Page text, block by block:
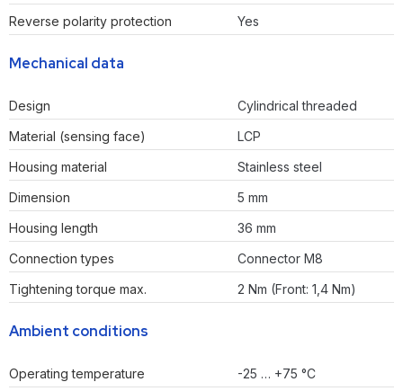
Reverse polarity protection
Yes
Mechanical data
Design
Cylindrical threaded
Material (sensing face)
LCP
Housing material
Stainless steel
Dimension
5 mm
Housing length
36 mm
Connection types
Connector M8
Tightening torque max.
2 Nm (Front: 1,4 Nm)
Ambient conditions
Operating temperature
-25 … +75 °C